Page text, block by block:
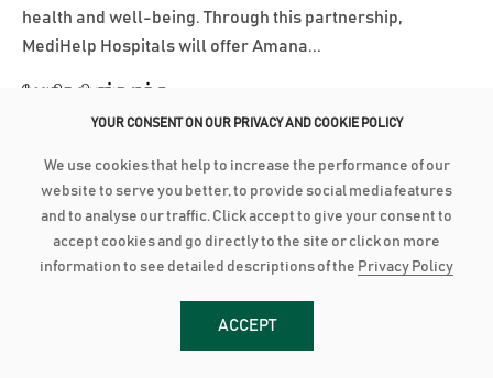
April 7, 2025
AMANA BANK EMPOWERS FUTURE LEADERS WITH EXECUTIVE
LEADERSHIP DEVELOPMENT PROGRAMME
Amana Bank is honoured to announce the completion of
Programme (ELDP), an in-house, intensive 15-week
training curriculum designed to identify and develop
health and well-being. Through this partnership,
MediHelp Hospitals will offer Amana...
மேலதிக விபரங்களுக்கு
YOUR CONSENT ON OUR PRIVACY AND COOKIE POLICY
We use cookies that help to increase the performance of our
website to serve you better, to provide social media features
and to analyse our traffic. Click accept to give your consent to
accept cookies and go directly to the site or click on more
information to see detailed descriptions of the Privacy Policy
ACCEPT